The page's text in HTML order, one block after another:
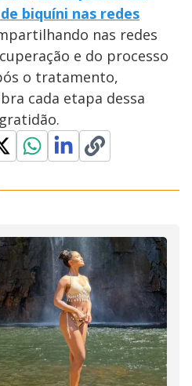
biquíni nas redes
nas redes
e do processo
o tratamento,
cada etapa dessa